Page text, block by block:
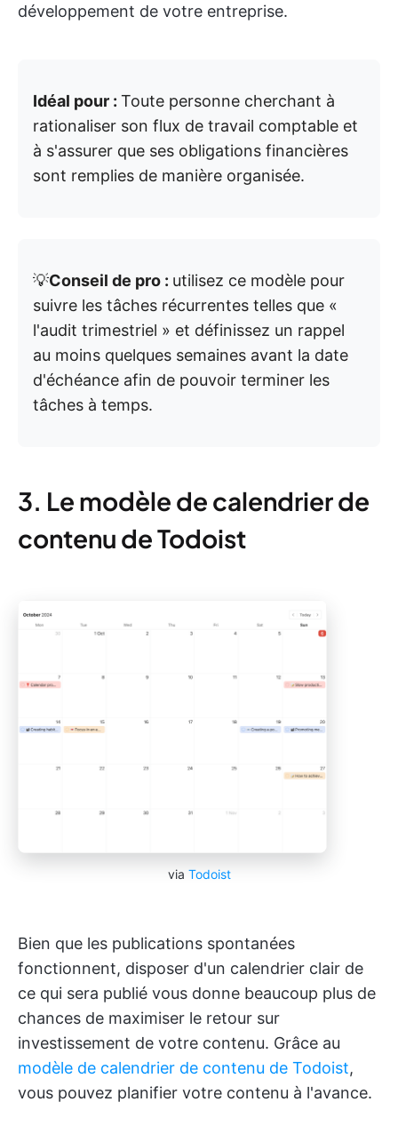
développement de votre entreprise.
Idéal pour : Toute personne cherchant à
rationaliser son flux de travail comptable et
à s'assurer que ses obligations financières
sont remplies de manière organisée.
💡Conseil de pro : utilisez ce modèle pour
suivre les tâches récurrentes telles que «
l'audit trimestriel » et définissez un rappel
au moins quelques semaines avant la date
d'échéance afin de pouvoir terminer les
tâches à temps.
3. Le modèle de calendrier de
contenu de Todoist
via Todoist
Bien que les publications spontanées
fonctionnent, disposer d'un calendrier clair de
ce qui sera publié vous donne beaucoup plus de
chances de maximiser le retour sur
investissement de votre contenu. Grâce au
modèle de calendrier de contenu de Todoist,
vous pouvez planifier votre contenu à l'avance.